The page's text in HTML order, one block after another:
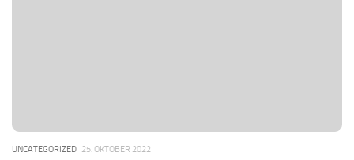
UNCATEGORIZED 25. OKTOBER 2022